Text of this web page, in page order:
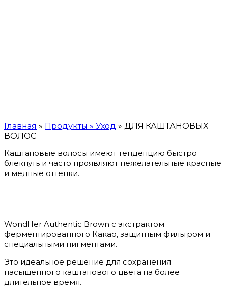
Главная » Продукты » Уход » ДЛЯ КАШТАНОВЫХ
ВОЛОС
Каштановые волосы имеют тенденцию быстро
блекнуть и часто проявляют нежелательные красные
и медные оттенки.
WondHer Authentic Brown с экстрактом
ферментированного Какао, защитным фильтром и
специальными пигментами.
Это идеальное решение для сохранения
насыщенного каштанового цвета на более
длительное время.